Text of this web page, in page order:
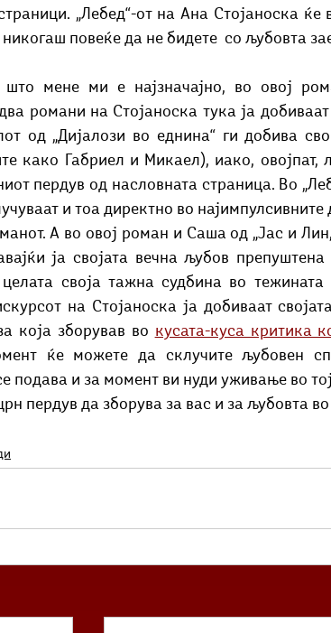
„Лебед“-от на Ана Стојаноска
повеќе да не бидете  со љубовта
романи на Стојаноска тука ја
од „Дијалози во еднина“ ги добива
како Габриел и Микаел), иако, овојпат,
пердув од насловната страница. Во
и тоа директно во
А во овој роман и Саша од „Јас и Лин,
ја својата вечна љубов
целата своја тажна судбина во
на Стојаноска ја добиваат
која зборував во кусата-куса критика
ќе можете да склучите љубовен
подава и за момент ви нуди уживање во
пердув да зборува за вас и за љубовта